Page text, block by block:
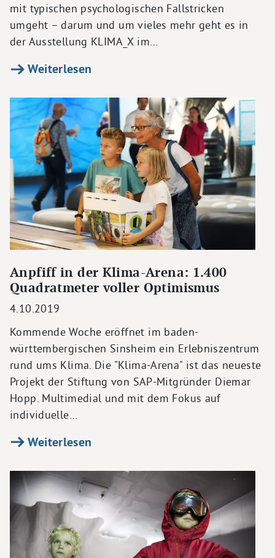
mit typischen psychologischen Fallstricken
umgeht – darum und um vieles mehr geht es in
der Ausstellung KLIMA_X im…
Weiterlesen
Anpfiff in der Klima-Arena: 1.400
Quadratmeter voller Optimismus
4.10.2019
Kommende Woche eröffnet im baden-
württembergischen Sinsheim ein Erlebniszentrum
rund ums Klima. Die "Klima-Arena" ist das neueste
Projekt der Stiftung von SAP-Mitgründer Diemar
Hopp. Multimedial und mit dem Fokus auf
individuelle…
Weiterlesen